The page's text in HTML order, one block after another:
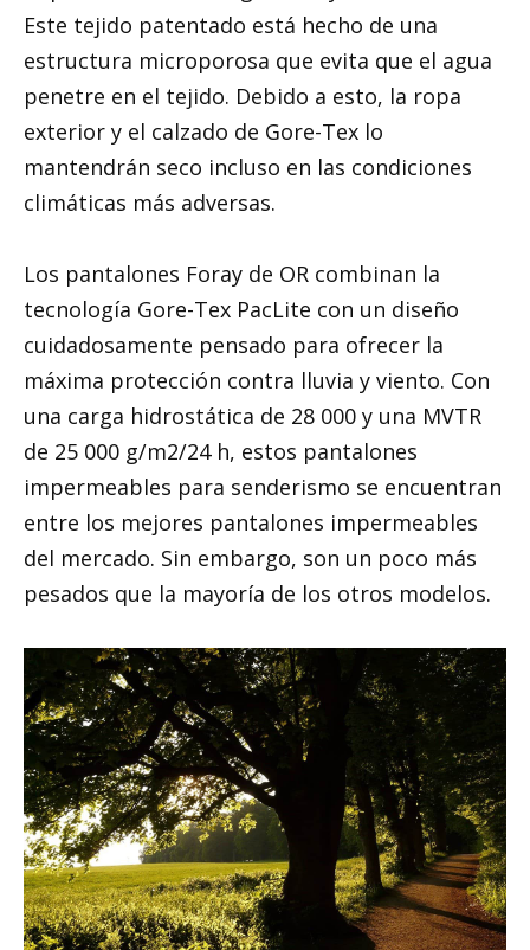
Este tejido patentado está hecho de una
estructura microporosa que evita que el agua
penetre en el tejido. Debido a esto, la ropa
exterior y el calzado de Gore-Tex lo
mantendrán seco incluso en las condiciones
climáticas más adversas.
Los pantalones Foray de OR combinan la
tecnología Gore-Tex PacLite con un diseño
cuidadosamente pensado para ofrecer la
máxima protección contra lluvia y viento. Con
una carga hidrostática de 28 000 y una MVTR
de 25 000 g/m2/24 h, estos pantalones
impermeables para senderismo se encuentran
entre los mejores pantalones impermeables
del mercado. Sin embargo, son un poco más
pesados ​​que la mayoría de los otros modelos.